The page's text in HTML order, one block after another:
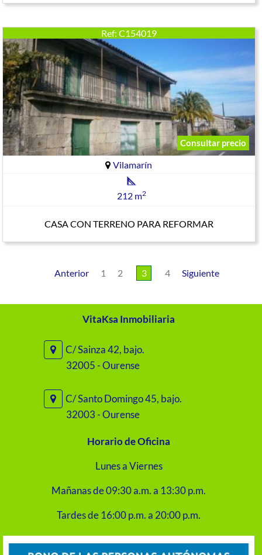
Ref: C154019
Consultar precio
Vilamarín
212 m2
CASA CON TERRENO PARA REFORMAR
Anterior 1 2 3 4 Siguiente
VitaKsa Inmobiliaria
C/ Sainza 42, bajo.
32005 - Ourense
C/ Santo Domingo 45, bajo.
32003 - Ourense
Horario de Oficina
Lunes a Viernes
Mañanas de 09:30 a.m. a 13:30 p.m.
Tardes de 16:00 p.m. a 20:00 p.m.